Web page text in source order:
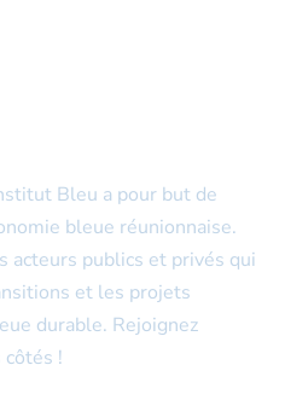
Bleu a pour but de
bleue réunionnaise.
acteurs publics et privés qui
et les projets
durable. Rejoignez
côtés !